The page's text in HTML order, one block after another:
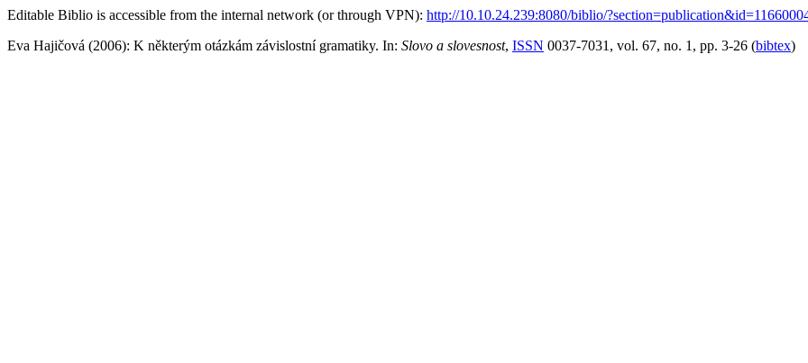
Editable Biblio is accessible from the internal network (or through VPN): http://10.10.24.239:8080/biblio/
Eva Hajičová (2006): K některým otázkám závislostní gramatiky. In: Slovo a slovesnost, ISSN 0037-7031, vol. 67, no. 1, pp. 3-26 (bibtex)